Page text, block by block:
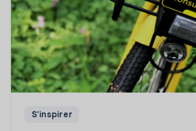
S'inspirer